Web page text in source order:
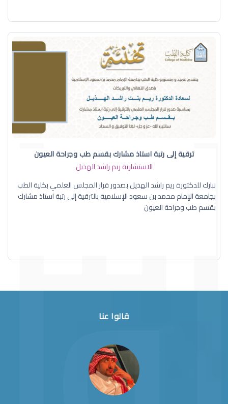
ترقية إلى رتبة استاذ مشارك بقسم طب وجراحة العيون
الاستشارية ريم راشد الهذيل
نبارك للدكتورة ريم راشد الهذيل بصدور قرار المجلس العلمي بكلية الطب
بجامعة الإمام محمد بن سعود الإسلامية بالترقية إلى رتبة استاذ مشارك
بقسم طب وجراحة العيون
قالوا عنا